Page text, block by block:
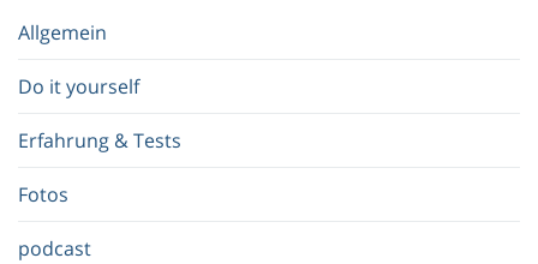
g
i
f
.
.
.
Allgemein
Do it yourself
Erfahrung & Tests
Fotos
podcast